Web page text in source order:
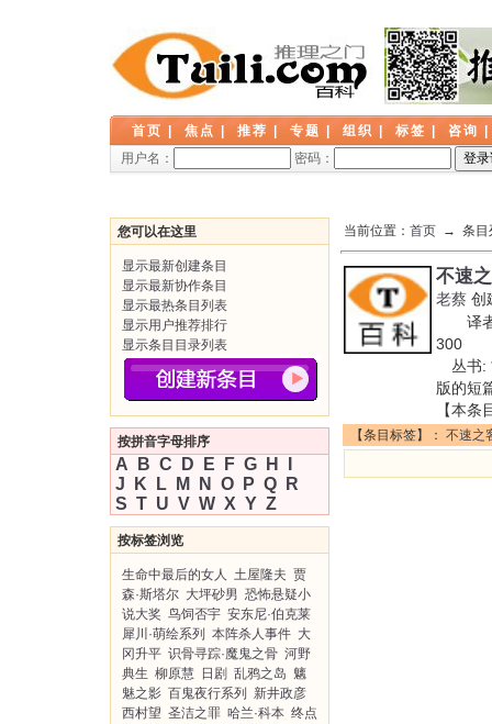
首页 焦点 推荐 专题 组织 标签 咨询
用户名：
密码：
您可以在这里
显示最新创建条目
显示最新协作条目
显示最热条目列表
显示用户推荐排行
显示条目目录列表
按拼音字母排序
A B C D E F G H
J
K L M N O P Q
R
S T U V W X Y Z
按标签浏览
生命中最后的女人 土屋隆夫 贾
森·斯塔尔 大坪砂男 恐怖悬疑小
说大奖 鸟饲否宇 安东尼·伯克莱
犀川·萌绘系列
本阵杀人事件 大
冈升平 识骨寻踪·魔鬼之骨 河野
典生 柳原慧 日剧 乱鸦之岛 魑
魅之影 百鬼夜行系列
新井政彦
西村望 圣洁之罪 哈兰·科本 终点
当前位置： 首页 → 条目
不速
老蔡 创
译者:
300
丛书:
版的短
【本条
【条目标签】： 不速之